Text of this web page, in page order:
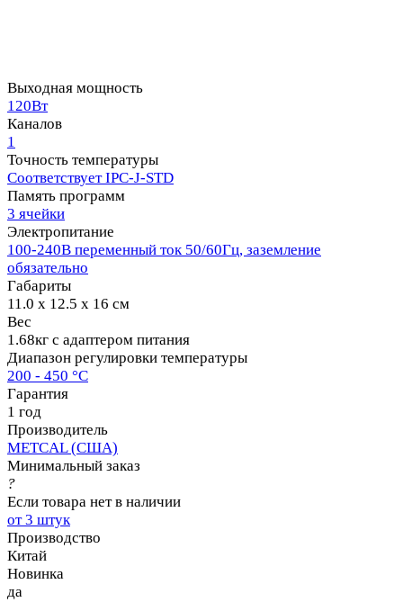
Выходная мощность
120Вт
Каналов
1
Точность температуры
Соответствует IPC-J-STD
Память программ
3 ячейки
Электропитание
100-240В переменный ток 50/60Гц, заземление
обязательно
Габариты
11.0 x 12.5 x 16 см
Вес
1.68кг с адаптером питания
Диапазон регулировки температуры
200 - 450 °C
Гарантия
1 год
Производитель
METCAL (США)
Минимальный заказ
?
Если товара нет в наличии
от 3 штук
Производство
Китай
Новинка
да